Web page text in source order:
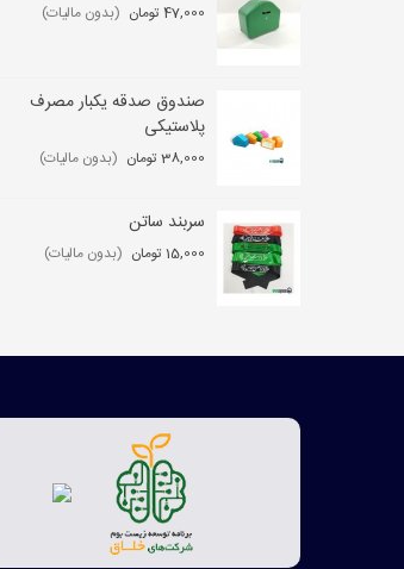
47,000 تومان (بدون مالیات)
صندوق صدقه یکبار مصرف
پلاستیکی
38,000 تومان (بدون مالیات)
سربند ساتن
15,000 تومان (بدون مالیات)